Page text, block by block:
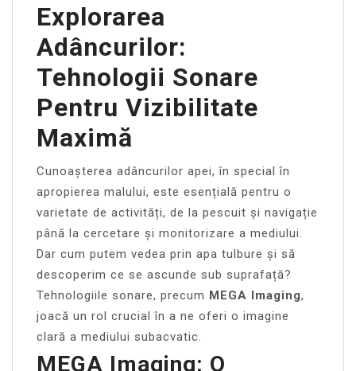
Explorarea
Adâncurilor:
Tehnologii Sonare
Pentru Vizibilitate
Maximă
Cunoașterea adâncurilor apei, în special în
apropierea malului, este esențială pentru o
varietate de activități, de la pescuit și navigație
până la cercetare și monitorizare a mediului.
Dar cum putem vedea prin apa tulbure și să
descoperim ce se ascunde sub suprafață?
Tehnologiile sonare, precum MEGA Imaging,
joacă un rol crucial în a ne oferi o imagine
clară a mediului subacvatic.
MEGA Imaging: O